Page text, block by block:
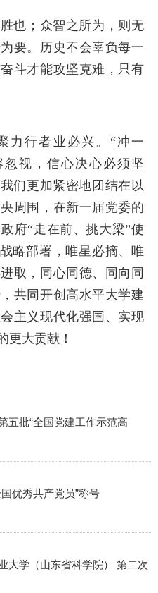
也；众智之所为，则无
要。历史不会辜负每一
斗才能攻坚克难，只有
力行者业必兴。“冲一
视，信心决心必须坚
们更加紧密地团结在以
周围，在新一届党委的
府“走在前、挑大梁”使
略部署，唯星必摘、唯
取，同心同德、同向同
共同开创高水平大学建
主义现代化强国、实现
更大贡献！
五批“全国党建工作示范高
优秀共产党员”称号
大学（山东省科学院） 第二次